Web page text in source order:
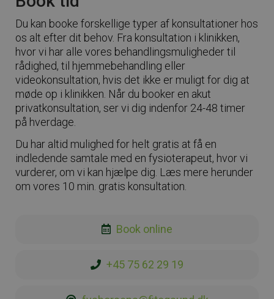
Du kan booke forskellige typer af konsultationer hos
os alt efter dit behov. Fra konsultation i klinikken,
hvor vi har alle vores behandlingsmuligheder til
rådighed, til hjemmebehandling eller
videokonsultation, hvis det ikke er muligt for dig at
møde op i klinikken. Når du booker en akut
privatkonsultation, ser vi dig indenfor 24-48 timer
på hverdage.
Du har altid mulighed for helt gratis at få en
indledende samtale med en fysioterapeut, hvor vi
vurderer, om vi kan hjælpe dig. Læs mere herunder
om vores 10 min. gratis konsultation.
Book online
+45 75 62 29 19